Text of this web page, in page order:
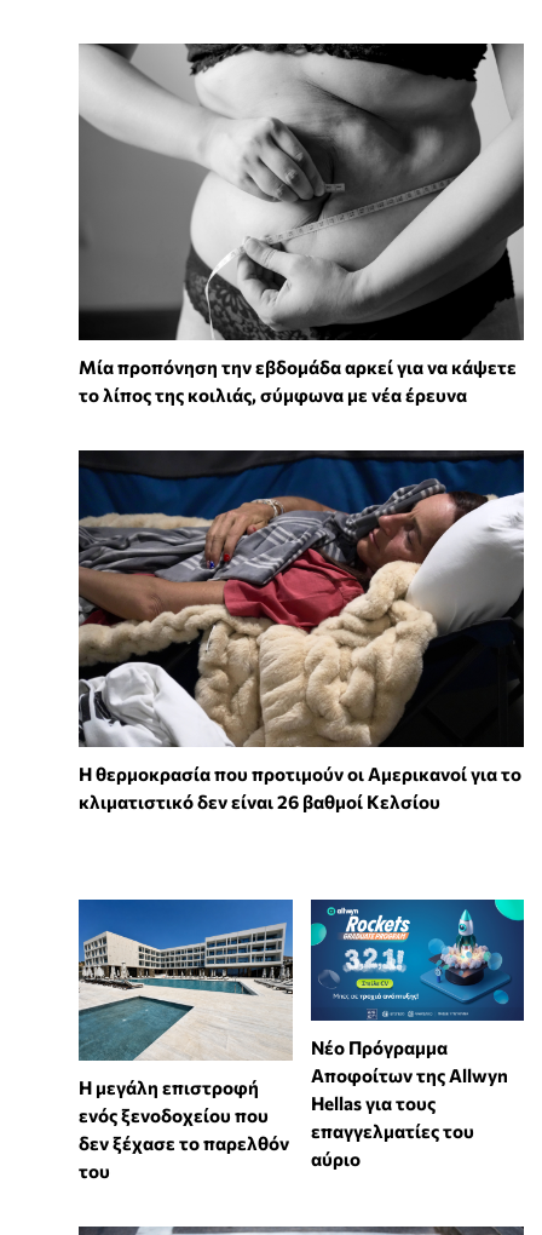
Μία προπόνηση την εβδομάδα αρκεί για να κάψετε
το λίπος της κοιλιάς, σύμφωνα με νέα έρευνα
Η θερμοκρασία που προτιμούν οι Αμερικανοί για το
κλιματιστικό δεν είναι 26 βαθμοί Κελσίου
Η μεγάλη επιστροφή
ενός ξενοδοχείου που
δεν ξέχασε το παρελθόν
του
Νέο Πρόγραμμα
Αποφοίτων της Allwyn
Hellas για τους
επαγγελματίες του
αύριο